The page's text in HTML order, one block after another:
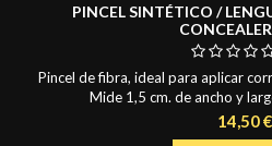
PINCEL SINTÉTICO /
Pincel de fibra, ideal para aplicar
Mide 1,5 cm. de ancho y
Precio
14,50 €